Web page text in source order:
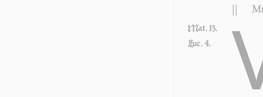
||
Mat. 13.
Luc. 4.